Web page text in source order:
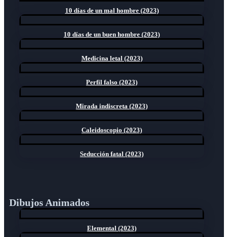
10 días de un mal hombre (2023)
10 días de un buen hombre (2023)
Medicina letal (2023)
Perfil falso (2023)
Mirada indiscreta (2023)
Caleidoscopio (2023)
Seducción fatal (2023)
Dibujos Animados
Elemental (2023)